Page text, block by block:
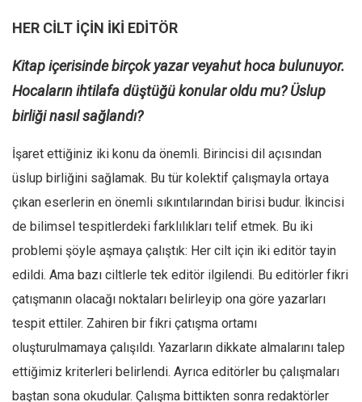
HER CİLT İÇİN İKİ EDİTÖR
Kitap içerisinde birçok yazar veyahut hoca bulunuyor.
Hocaların ihtilafa düştüğü konular oldu mu? Üslup
birliği nasıl sağlandı?
İşaret ettiğiniz iki konu da önemli. Birincisi dil açısından
üslup birliğini sağlamak. Bu tür kolektif çalışmayla ortaya
çıkan eserlerin en önemli sıkıntılarından birisi budur. İkincisi
de bilimsel tespitlerdeki farklılıkları telif etmek. Bu iki
problemi şöyle aşmaya çalıştık: Her cilt için iki editör tayin
edildi. Ama bazı ciltlerle tek editör ilgilendi. Bu editörler fikri
çatışmanın olacağı noktaları belirleyip ona göre yazarları
tespit ettiler. Zahiren bir fikri çatışma ortamı
oluşturulmamaya çalışıldı. Yazarların dikkate almalarını talep
ettiğimiz kriterleri belirlendi. Ayrıca editörler bu çalışmaları
baştan sona okudular. Çalışma bittikten sonra redaktörler